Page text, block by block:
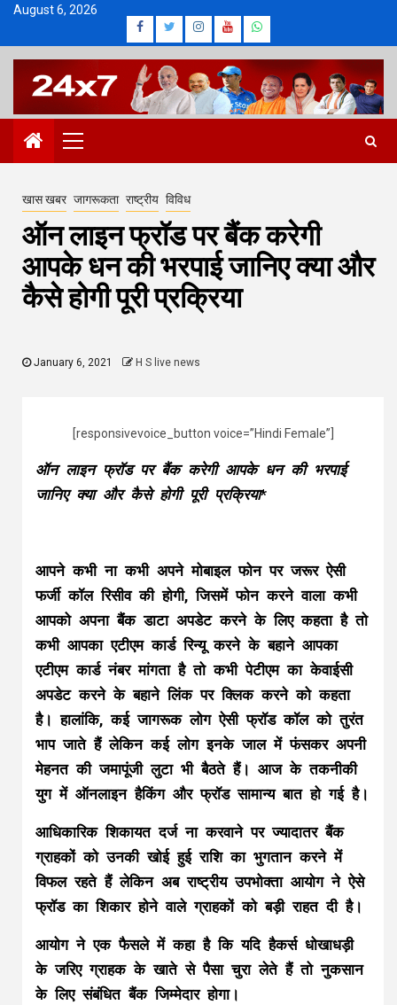
Skip
content
August 6, 2026
Facebook
Twitter
Instagram
Youtube
Whatsapp
Primary
Menu
खास खबर जागरूकता राष्ट्रीय विविध
ऑन लाइन फ्रॉड पर बैंक करेगी
आपके धन की भरपाई जानिए क्या और
कैसे होगी पूरी प्रक्रिया
January 6, 2021 H S live news
[responsivevoice_button voice=”Hindi Female”]
ऑन लाइन फ्रॉड पर बैंक करेगी आपके धन की भरपाई
जानिए क्या और कैसे होगी पूरी प्रक्रिया*
आपने कभी ना कभी अपने मोबाइल फोन पर जरूर ऐसी
फर्जी कॉल रिसीव की होगी, जिसमें फोन करने वाला कभी
आपको अपना बैंक डाटा अपडेट करने के लिए कहता है तो
कभी आपका एटीएम कार्ड रिन्यू करने के बहाने आपका
एटीएम कार्ड नंबर मांगता है तो कभी पेटीएम का केवाईसी
अपडेट करने के बहाने लिंक पर क्लिक करने को कहता
है। हालांकि, कई जागरूक लोग ऐसी फ्रॉड कॉल को तुरंत
भाप जाते हैं लेकिन कई लोग इनके जाल में फंसकर अपनी
मेहनत की जमापूंजी लुटा भी बैठते हैं। आज के तकनीकी
युग में ऑनलाइन हैकिंग और फ्रॉड सामान्य बात हो गई है।
आधिकारिक शिकायत दर्ज ना करवाने पर ज्यादातर बैंक
ग्राहकों को उनकी खोई हुई राशि का भुगतान करने में
विफल रहते हैं लेकिन अब राष्ट्रीय उपभोक्ता आयोग ने ऐसे
फ्रॉड का शिकार होने वाले ग्राहकों को बड़ी राहत दी है।
आयोग ने एक फैसले में कहा है कि यदि हैकर्स धोखाधड़ी
के जरिए ग्राहक के खाते से पैसा चुरा लेते हैं तो नुकसान
के लिए संबंधित बैंक जिम्मेदार होगा।